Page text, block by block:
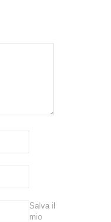
Salva il
mio